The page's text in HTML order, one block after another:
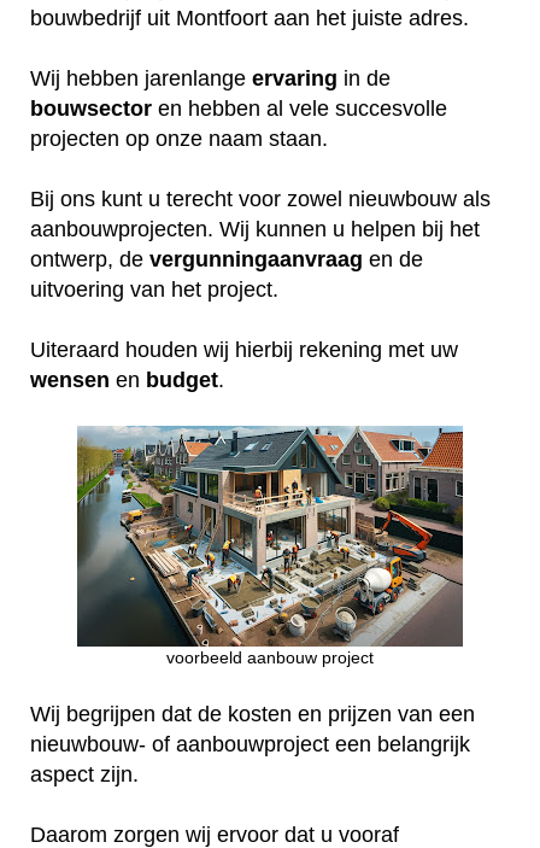
bouwbedrijf uit Montfoort aan het juiste adres.
Wij hebben jarenlange ervaring in de
bouwsector en hebben al vele succesvolle
projecten op onze naam staan.
Bij ons kunt u terecht voor zowel nieuwbouw als
aanbouwprojecten. Wij kunnen u helpen bij het
ontwerp, de vergunningaanvraag en de
uitvoering van het project.
Uiteraard houden wij hierbij rekening met uw
wensen en budget.
voorbeeld aanbouw project
Wij begrijpen dat de kosten en prijzen van een
nieuwbouw- of aanbouwproject een belangrijk
aspect zijn.
Daarom zorgen wij ervoor dat u vooraf